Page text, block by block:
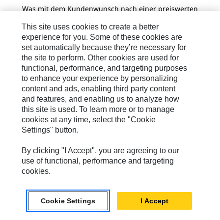
Was mit dem Kundenwunsch nach einer preiswerten
der wachstumsstärksten Sparten von Caterpillar –
"Cat Reman". Das erste Werk für
Generalüberholungen nahm 1973 den Betrieb in
Bettendorf (US-Bundesstaat Iowa) auf.
This site uses cookies to create a better
experience for you. Some of these cookies are
set automatically because they’re necessary for
the site to perform. Other cookies are used for
functional, performance, and targeting purposes
to enhance your experience by personalizing
content and ads, enabling third party content
and features, and enabling us to analyze how
this site is used. To learn more or to manage
cookies at any time, select the "Cookie
Settings" button.
By clicking "I Accept", you are agreeing to our
use of functional, performance and targeting
cookies.
Cookie Settings I Accept